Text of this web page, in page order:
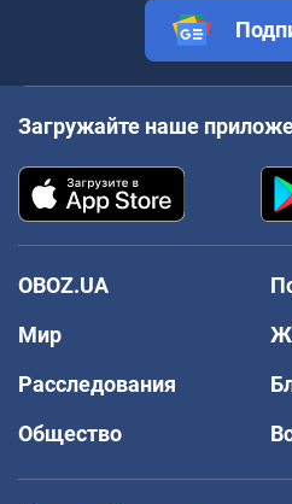
Загружайте наше
OBOZ.UA
Мир
Расследования
Общество